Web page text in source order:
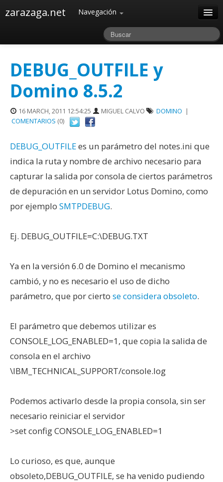
zarazaga.net Navegación
Archivos
DEBUG_OUTFILE y
Domino 8.5.2
16 MARCH, 2011 12:54:25 MIGUEL CALVO DOMINO |
COMENTARIOS (0)
DEBUG_OUTFILEes un parámetro del notes.ini que
indica la ruta y nombre de archivo necesario para
capturar la salida por consola de ciertos parámetros
de depuración en un servidor Lotus Domino, como
por ejemplo SMTPDEBUG.
Ej. DEBUG_OUTFILE=C:\DEBUG.TXT
Ya en la versión 6.0 de Domino el mecanismo
cambió, y no es necesario el uso de dicho
parámetro, que por cierto se considera obsoleto.
El parámetro que debemos utilizar es
CONSOLE_LOG_ENABLED=1, que copia la salida de
consola en el archivo
\IBM_TECHNICAL_SUPPORT/console.log
Podemos activarlo desde la propia consola, sin ser
necesario reiniciar el servidor
>set config CONSOLE_LOG_ENABLED=1
Lo curioso, es que, aunque
obsoleto,DEBUG_OUTFILE, se ha venido pudiendo